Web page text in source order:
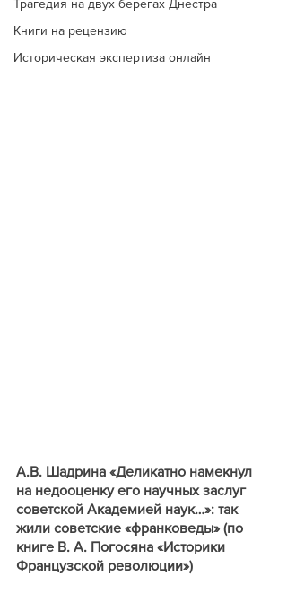
Трагедия на двух берегах Днестра
Книги на рецензию
Историческая экспертиза онлайн
А.В. Шадрина «Деликатно намекнул
на недооценку его научных заслуг
советской Академией наук…»: так
жили советские «франковеды» (по
книге В. А. Погосяна «Историки
Французской революции»)